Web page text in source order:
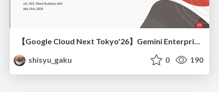
【Google Cloud Next Tokyo'26】Gemini Enterprise と Oracle AI Database で実現する、 業務データ活用を実現する AI エージェント実装
shisyu_gaku
0 190